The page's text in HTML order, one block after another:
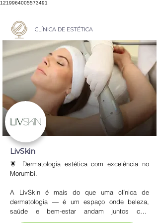
1219964005573491
CLÍNICA DE ESTÉTICA
LivSkin
🌟 Dermatologia estética com excelência no
Morumbi.
A LivSkin é mais do que uma clínica de
dermatologia — é um espaço onde beleza,
saúde e bem-estar andam juntos com